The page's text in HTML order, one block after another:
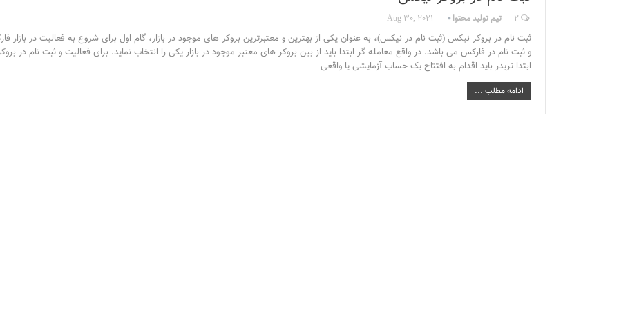
تیم تولید محتوا Aug 30, 2021
ثبت نام در بروکر نیکس (ثبت نام در نیکس)، به عنوان یکی از بهترین و معتبرترین بروکر های موجود در بازار، گام اول برای شروع به فعالیت در بازار
و ثبت نام در فارکس می باشد. در واقع معامله گر ابتدا باید از بین بروکر های معتبر موجود در بازار یکی را انتخاب نماید. برای فعالیت و ثبت نام در
ابتدا تریدر باید اقدام به افتتاح یک حساب آزمایشی یا واقعی…
ادامه مطلب ...